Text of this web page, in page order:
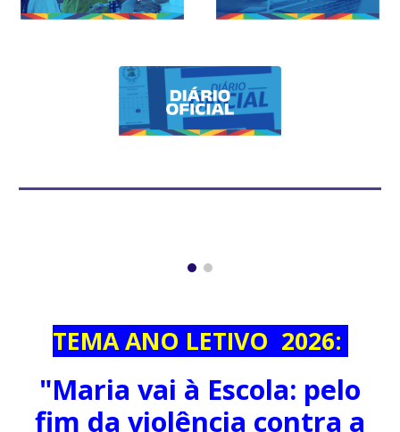
TEMA ANO LETIVO 2026:
"Maria vai à Escola: pelo
fim da violência contra a